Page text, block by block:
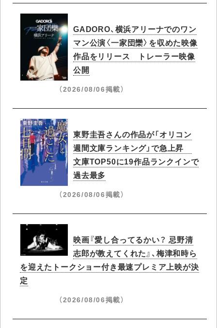
GADORO、横浜アリーナでのワン
マン公演〈一家団欒〉を収めた映像
作品をリリース トレーラー映像
公開
（2026/08/06掲載）
東野圭吾さんの作品が「オリコン
週間文庫ランキング」で急上昇​
文庫TOP50に19作品ランクインで
過去最多
（2026/08/06掲載）
映画『愛し合ってるかい？ 忌野清
志郎が教えてくれた』、梅津和時ら
を迎えたトークショー付き最速プレミア上映が決
定
（2026/08/06掲載）